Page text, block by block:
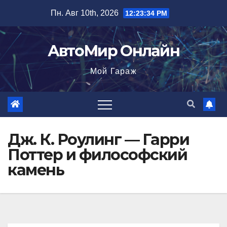
содержимому
Пн. Авг 10th, 2026 12:23:35 PM
АвтоМир Онлайн
Мой Гараж
Дж. К. Роулинг — Гарри
Поттер и философский
камень